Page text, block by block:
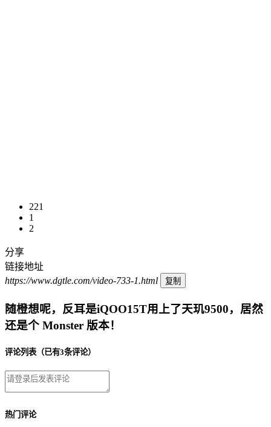
221
1
2
分享
链接地址
https://www.dgtle.com/video-733-1.html
复制
随橙想呢，反耳是iQOO15T用上了天玑9500，居然
还是个 Monster 版本！
评论列表 （已有3条评论）
热门评论